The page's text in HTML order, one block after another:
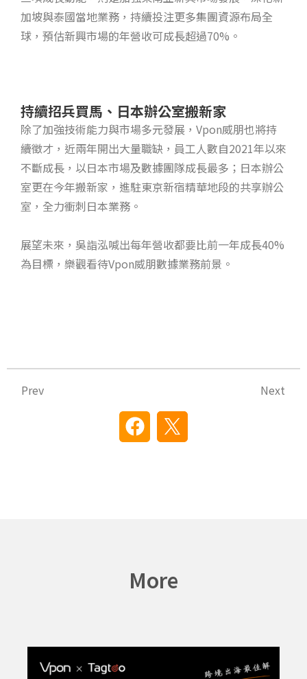
加坡與泰國當地業務，持續投注更多集團資源布局全
球，預估新興市場的年營收可成長超過70%。
持續招兵買馬、日本辦公室搬新家
除了加強技術能力與市場多元發展，Vpon威朋也將持
續徵才，近兩年開出大量職缺，員工人數自2021年以來
不斷成長，以日本市場及數據團隊成長最多；日本辦公
室更在今年搬新家，進駐東京新宿精華地段的共享辦公
室，全力衝刺日本業務。
展望未來，吳詣泓喊出每年營收都要比前一年成長40%
為目標，樂觀看待Vpon威朋數據業務前景。
Prev Next
More